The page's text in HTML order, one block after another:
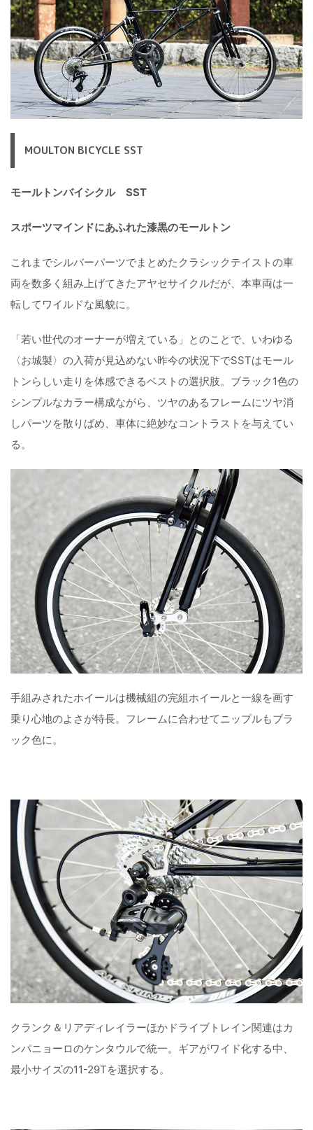
MOULTON BICYCLE SST
モールトンバイシクル SST
スポーツマインドにあふれた漆黒のモールトン
これまでシルバーパーツでまとめたクラシックテイストの車
両を数多く組み上げてきたアヤセサイクルだが、本車両は一
転してワイルドな風貌に。
「若い世代のオーナーが増えている」とのことで、いわゆる
〈お城製〉の入荷が見込めない昨今の状況下でSSTはモール
トンらしい走りを体感できるベストの選択肢。ブラック1色の
シンプルなカラー構成ながら、ツヤのあるフレームにツヤ消
しパーツを散りばめ、車体に絶妙なコントラストを与えてい
る。
手組みされたホイールは機械組の完組ホイールと一線を画す
乗り心地のよさが特長。フレームに合わせてニップルもブラ
ック色に。
クランク＆リアディレイラーほかドライブトレイン関連はカ
ンパニョーロのケンタウルで統一。ギアがワイド化する中、
最小サイズの11-29Tを選択する。